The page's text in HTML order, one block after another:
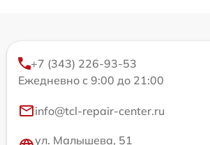
+7 (343) 226-93-53
Ежедневно с 9:00 до 21:00
info@tcl-repair-center.ru
ул. Малышева, 51